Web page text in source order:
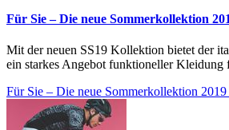
Für Sie – Die neue Sommerkollektion
Mit der neuen SS19 Kollektion bietet der
ein starkes Angebot funktioneller Kleidung
Für Sie – Die neue Sommerkollektion